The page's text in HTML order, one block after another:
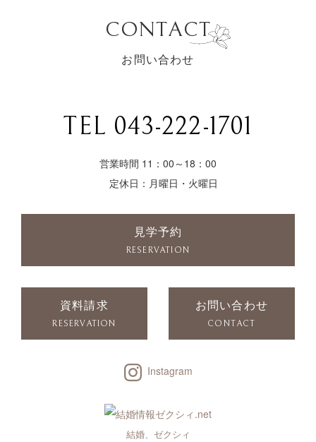
CONTACT
お問い合わせ
TEL 043-222-1701
営業時間 11：00～18：00
定休日：月曜日・火曜日
見学予約
RESERVATION
資料請求
RESERVATION
お問い合わせ
CONTACT
Instagram
結婚、ゼクシィ